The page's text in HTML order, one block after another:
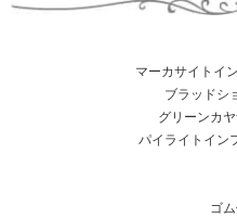
マーカサイトイ
ブラッドシ
グリーンカ
パイライトイン
ゴ